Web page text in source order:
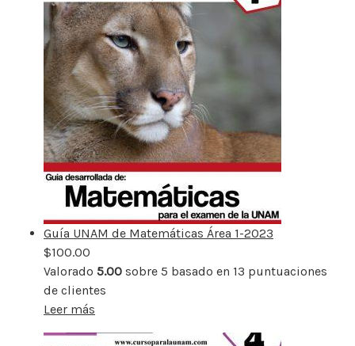
Guía UNAM de Matemáticas Área 1-2023
$100.00
Valorado 5.00 sobre 5 basado en 13 puntuaciones
de clientes
Leer más